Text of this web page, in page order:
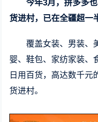
今年3月，拼多多
货进村，已在全疆超一
覆盖女装、男装、
婴、鞋包、家纺家装、
日用百货，高达数千元
货进村。